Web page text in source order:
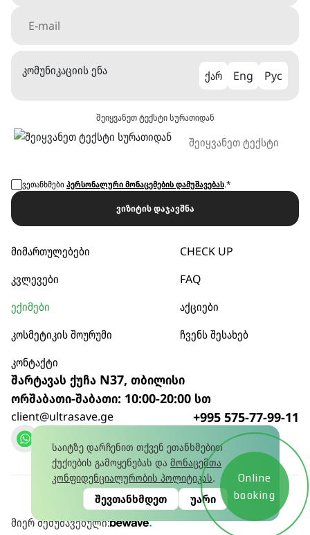
საიტზე დარჩენით თქვენ ეთანხმებით
ქუქიების გამოყენებას და მონაცემთა
კონფიდენციალურობის პოლიტიკას.
შევთანხმდეთ უარი
კომუნიკაციის ენა ქარ Eng Рус
შეიყვანეთ ტექსტი სურათიდან
ვეთანხმებიპერსონალური მონაცემების დამუშავებას.*
ვიზიტის დაჯავშნა
მიმართულებები
CHECK UP
კვლევები
FAQ
ექიმები
აქციები
კოსმეტიკის შოურუმი
ჩვენს შესახებ
კონტაქტი
შარტავას ქუჩა N37, თბილისი
ორშაბათი-შაბათი: 10:00-20:00 სთ
client@ultrasave.ge +995 575-77-99-11
დარეკვა
კონფიდენციალურობის პოლიტიკა© 2026
წლის 15 იანვრის No445581628 ლიცენზია
მიერ შემუშავებული:
Online
booking